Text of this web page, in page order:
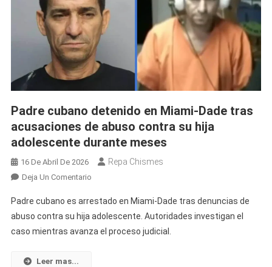
Padre cubano detenido en Miami-Dade tras
acusaciones de abuso contra su hija
adolescente durante meses
16 De Abril De 2026 Repa Chismes
Deja Un ComentarioEn
Cubano
Detenido
En
Padre cubano es arrestado en Miami-Dade tras denuncias de
abuso contra su hija adolescente. Autoridades investigan el
caso mientras avanza el proceso judicial.
Leer mas...